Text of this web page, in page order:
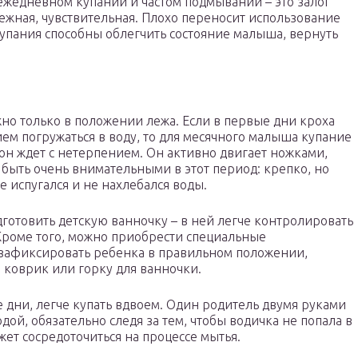
чувствительная. Плохо переносит использование
способны облегчить состояние малыша, вернуть
только в положении лежа. Если в первые дни кроха
погружаться в воду, то для месячного малыша купание
ждет с нетерпением. Он активно двигает ножками,
очень внимательными в этот период: крепко, но
и не нахлебался воды.
детскую ванночку – в ней легче контролировать
того, можно приобрести специальные
ребенка в правильном положении,
или горку для ванночки.
легче купать вдвоем. Один родитель двумя руками
обязательно следя за тем, чтобы водичка не попала в
сосредоточиться на процессе мытья.